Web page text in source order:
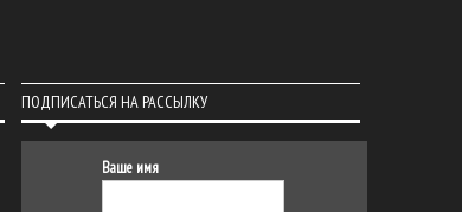
ПОДПИСАТЬСЯ НА РАССЫЛКУ
Ваше имя